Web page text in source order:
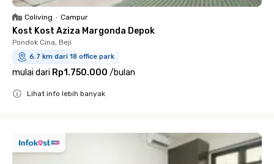
Coliving • Campur
Kost Kost Aziza Margonda Depok
Pondok Cina, Beji
6.7 km dari 18 office park
mulai dari Rp1.750.000 /bulan
Lihat info lebih banyak